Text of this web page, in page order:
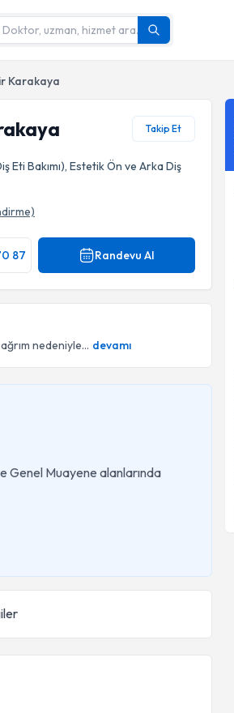
Karakaya
Takip Et
Eti Bakımı), Estetik Ön ve Arka Diş
87 Randevu Al
nedeniyle... devamı
Genel Muayene alanlarında